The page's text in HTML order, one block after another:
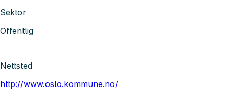
Sektor
Offentlig
Nettsted
http://www.oslo.kommune.no/